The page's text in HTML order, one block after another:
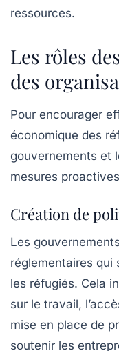
ressources.
Les rôles
des
Pour encourager
économique des
gouvernements et
mesures
Création de
Les
réglementaires qui
les réfugiés. Cela
sur le travail,
mise en place de
soutenir les